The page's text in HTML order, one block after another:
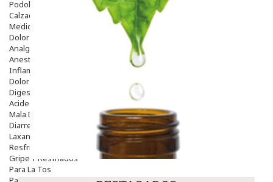
Podología
Calzado
Medicamentos
Dolor E Inflamación
Analgésicos
Anestésicos
Inflamación Articulaciones
Dolor Muscular / Articular
Digestivo
Acidez, Gases Y Ardores
Mala Digestion
Diarrea / Estreñimiento / Vómitos
Laxantes
Resfriados
Gripe Y Resfriados
Para La Tos